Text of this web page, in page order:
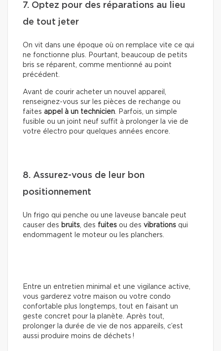
7. Optez pour des réparations au lieu
de tout jeter
On vit dans une époque où on remplace vite ce qui
ne fonctionne plus. Pourtant, beaucoup de petits
bris se réparent, comme mentionné au point
précédent.
Avant de courir acheter un nouvel appareil,
renseignez-vous sur les pièces de rechange ou
faites appel à un technicien . Parfois, un simple
fusible ou un joint neuf suffit à prolonger la vie de
votre électro pour quelques années encore.
8. Assurez-vous de leur bon
positionnement
Un frigo qui penche ou une laveuse bancale peut
causer des bruits , des fuites ou des vibrations qui
endommagent le moteur ou les planchers.
Entre un entretien minimal et une vigilance active,
vous garderez votre maison ou votre condo
confortable plus longtemps, tout en faisant un
geste concret pour la planète. Après tout,
prolonger la durée de vie de nos appareils, c’est
aussi produire moins de déchets !